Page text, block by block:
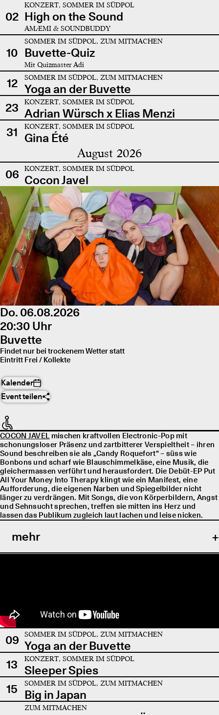
02
KONZERT, SOMMER IM SÜDPOL
High on the Sound
AMÆMI & SOUNDBUDDY
10
SOMMER IM SÜDPOL, ZUM MITMACHEN
Buvette-Quiz
Mit Quizmaster Adi
12 SOMMER IM SÜDPOL, ZUM MITMACHEN
Yoga an der Buvette
23
KONZERT, SOMMER IM SÜDPOL
Adrian Würsch x Elias Menzi
31
KONZERT, SOMMER IM SÜDPOL
Gina Été
August 2026
06 KONZERT, SOMMER IM SÜDPOL
Cocon Javel
Do. 06.08.2026
20:30 Uhr
Buvette
Findet nur bei trockenem Wetter statt
Eintritt Frei / Kollekte
Kalender
Event teilen
COCON JAVELmischen kraftvollen Electronic-Pop mit
schonungsloser Präsenz und zartbitterer Verspieltheit – ihren
Sound beschreiben sie als „Candy Roquefort“ – süss wie
Bonbons und scharf wie Blauschimmelkäse, eine Musik, die
gleichermassen verführt und herausfordert. Die Debüt-EP Put
All Your Money Into Therapy klingt wie ein Manifest, eine
Aufforderung, die eigenen Narben und Spiegelbilder nicht
länger zu verdrängen. Mit Songs, die von Körperbildern, Angst
und Sehnsucht sprechen, treffen sie mitten ins Herz und
lassen das Publikum zugleich laut lachen und leise nicken.
mehr
09 SOMMER IM SÜDPOL, ZUM MITMACHEN
Yoga an der Buvette
13
KONZERT, SOMMER IM SÜDPOL
Sleeper Spies
15
SOMMER IM SÜDPOL, ZUM MITMACHEN
Big in Japan
ZUM MITMACHEN